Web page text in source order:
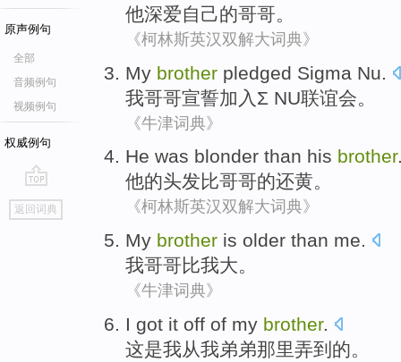
原声例句
全部
音频例句
视频例句
权威例句
go
top
返回词典
他深爱自己的哥哥。
《柯林斯英汉双解大词典》
My brother pledged Sigma Nu
我哥哥宣誓加入Σ NU联谊会。
《牛津词典》
He was blonder than his brother
他的头发比哥哥的还黄。
《柯林斯英汉双解大词典》
My brother is older than me.
我哥哥比我大。
《牛津词典》
I got it off of my brother.
这是我从我弟弟那里弄到 的。